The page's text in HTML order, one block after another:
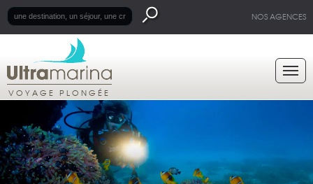
NOS AGENCES
VOYAGE PLONGÉE